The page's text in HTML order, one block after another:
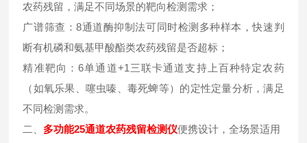
农药残留，满足不同场景的靶向检测需求；
广谱筛查：8通道酶抑制法可同时检测多种样本，快速判
断有机磷和氨基甲酸酯类农药残留是否超标；
精准靶向：6单通道+1三联卡通道支持上百种特定农药
（如氧乐果、噻虫嗪、毒死蜱等）的定性定量分析，满足
不同检测需求。
二、 多功能25通道农药残留检测仪便携设计，全场景适用